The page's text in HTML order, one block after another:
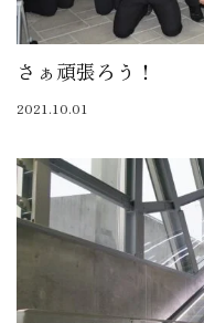
さぁ頑張ろう！
2021.10.01